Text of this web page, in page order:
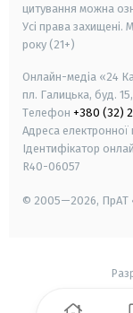
цитування можна
Усі права захищені.
року (21+)
Онлайн-медіа «24
пл. Галицька, буд.
Телефон +380 (32)
Адреса
Ідентифікатор
R40-06057
© 2005—2026, ПрАТ